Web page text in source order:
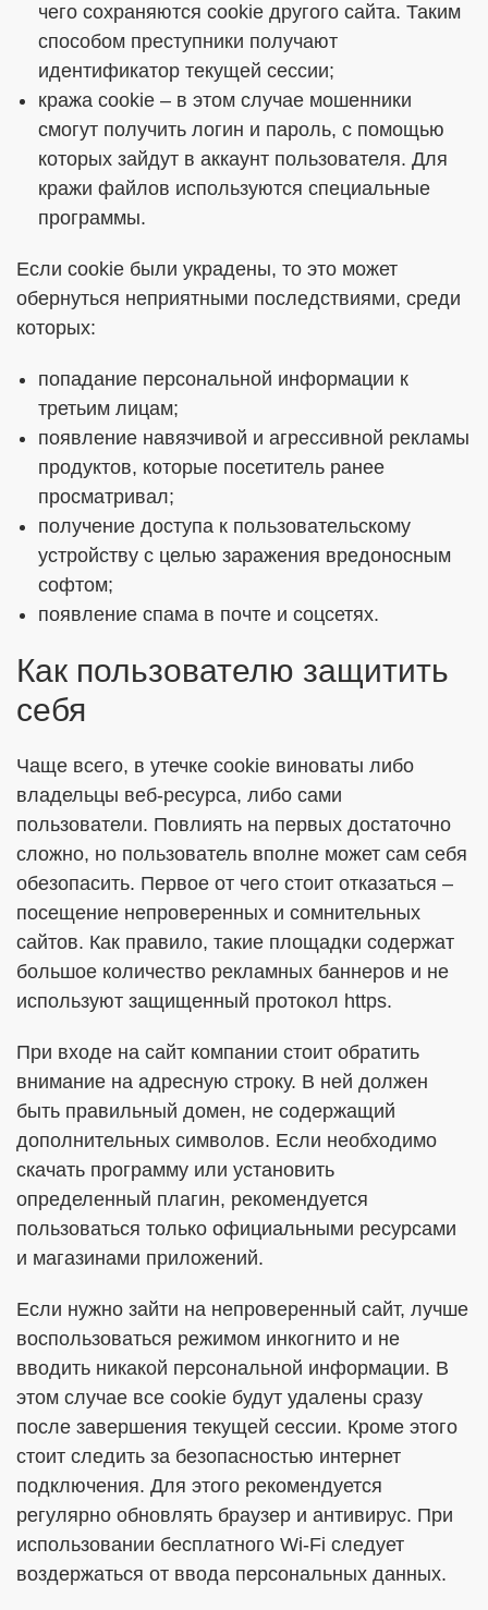
чего сохраняются cookie другого сайта. Таким
способом преступники получают
идентификатор текущей сессии;
кража cookie – в этом случае мошенники
смогут получить логин и пароль, с помощью
которых зайдут в аккаунт пользователя. Для
кражи файлов используются специальные
программы.
Если cookie были украдены, то это может
обернуться неприятными последствиями, среди
которых:
попадание персональной информации к
третьим лицам;
появление навязчивой и агрессивной рекламы
продуктов, которые посетитель ранее
просматривал;
получение доступа к пользовательскому
устройству с целью заражения вредоносным
софтом;
появление спама в почте и соцсетях.
Как пользователю защитить
себя
Чаще всего, в утечке cookie виноваты либо
владельцы веб-ресурса, либо сами
пользователи. Повлиять на первых достаточно
сложно, но пользователь вполне может сам себя
обезопасить. Первое от чего стоит отказаться –
посещение непроверенных и сомнительных
сайтов. Как правило, такие площадки содержат
большое количество рекламных баннеров и не
используют защищенный протокол https.
При входе на сайт компании стоит обратить
внимание на адресную строку. В ней должен
быть правильный домен, не содержащий
дополнительных символов. Если необходимо
скачать программу или установить
определенный плагин, рекомендуется
пользоваться только официальными ресурсами
и магазинами приложений.
Если нужно зайти на непроверенный сайт, лучше
воспользоваться режимом инкогнито и не
вводить никакой персональной информации. В
этом случае все cookie будут удалены сразу
после завершения текущей сессии. Кроме этого
стоит следить за безопасностью интернет
подключения. Для этого рекомендуется
регулярно обновлять браузер и антивирус. При
использовании бесплатного Wi-Fi следует
воздержаться от ввода персональных данных.